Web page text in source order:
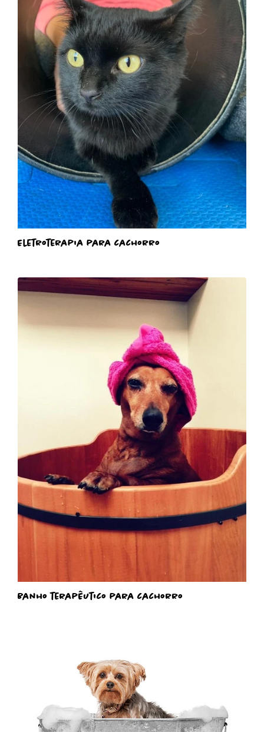
Eletroterapia para cachorro
Banho terapêutico para cachorro